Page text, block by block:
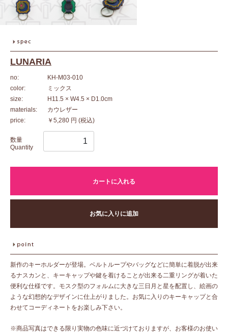
LUNARIA
no:
KH-M03-010
color:
ミックス
size:
H11.5 × W4.5 × D1.0cm
materials:
カウレザー
price:
￥5,280 円 (税込)
数量
Quantity
カートに入れる
お気に入りに追加
新作のキーホルダーが登場。ベルトループやバッグなどに簡単に着脱が出来
るナスカンと、キーキャップや鍵を着けることが出来る二重リングが着いた
便利な仕様です。モスク型のフォルムに大きな三日月と星を配置し、絵画の
ような幻想的なデザインに仕上がりました。お気に入りのキーキャップと合
わせてコーディネートをお楽しみ下さい。
※商品写真はできる限り実物の色味に近づけておりますが、お客様のお使い